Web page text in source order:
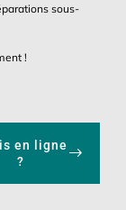
sous-
!
en ligne
?